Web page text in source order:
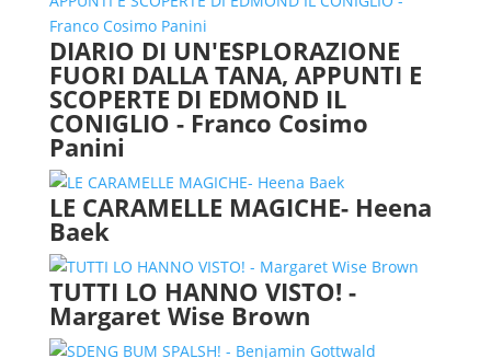
DIARIO DI UN'ESPLORAZIONE
FUORI DALLA TANA, APPUNTI E
SCOPERTE DI EDMOND IL
CONIGLIO - Franco Cosimo
Panini
LE CARAMELLE MAGICHE- Heena
Baek
TUTTI LO HANNO VISTO! -
Margaret Wise Brown